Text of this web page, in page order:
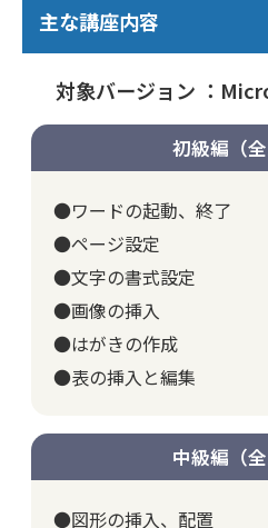
主な講座内容
対象バージョン ：
初級編（全
●ワードの起動、終了
●ページ設定
●文字の書式設定
●画像の挿入
●はがきの作成
●表の挿入と編集
中級編（全
●図形の挿入、配置